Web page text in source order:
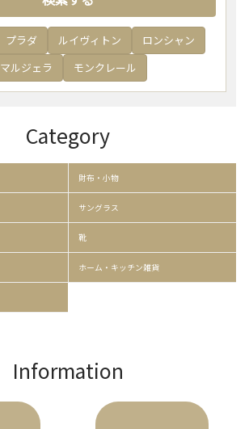
プラダ ルイヴィトン
ロンシャン
マルジェラ
モンクレール
Category
財布・小物
サングラス
靴
ホーム・キッチン雑貨
Information